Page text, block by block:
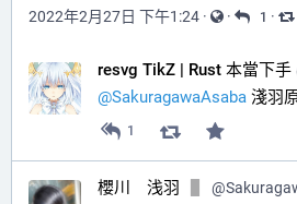
2022年2月27日 下午1:24 · · 1 ·
resvg TikZ | Rust 本當下手
@SakuragawaAsaba 淺羽
1
櫻川 浅羽 @